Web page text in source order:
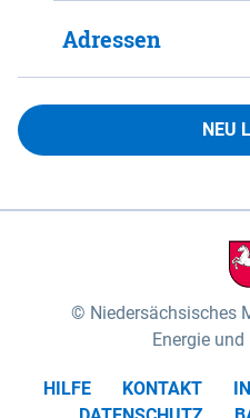
Adressen
NEU
Niedersächsisches
Energie
HILFE KONTAKT